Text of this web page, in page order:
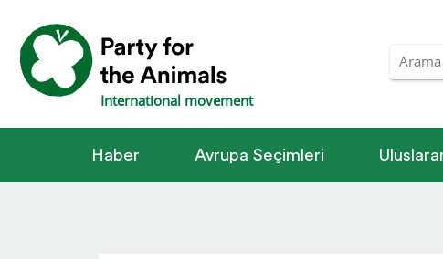
International movement
Haber Avrupa Seçimleri